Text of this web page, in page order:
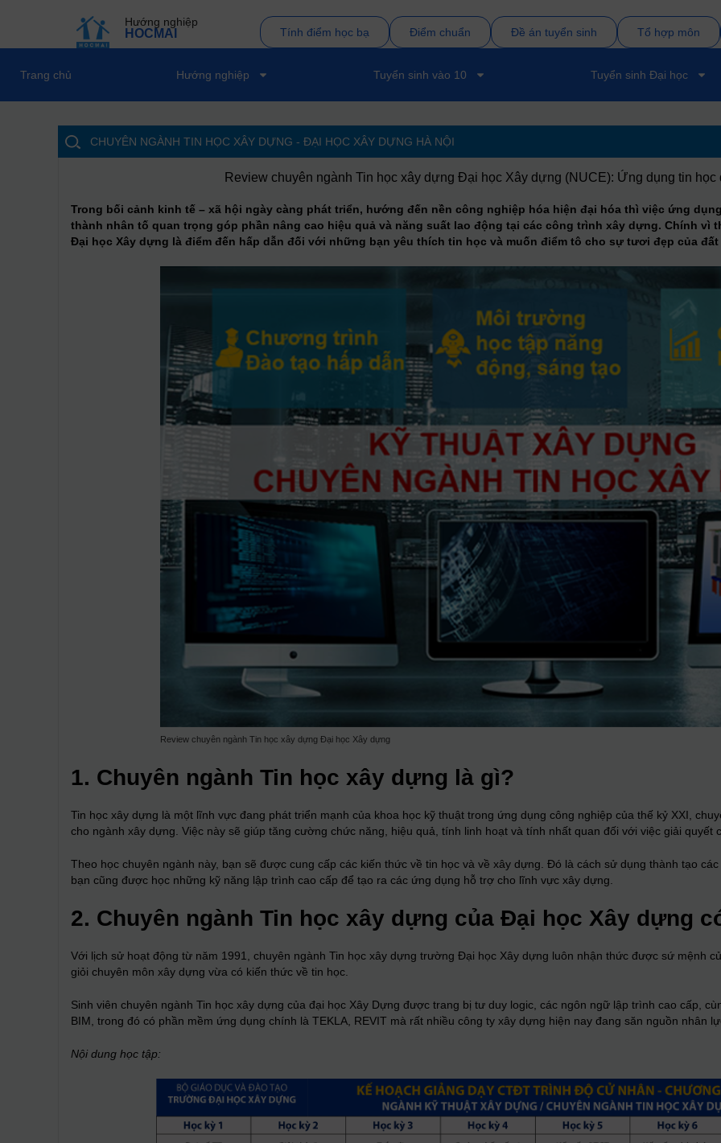
Hướng nghiệp
HOCMAI Tính điểm học bạ Điểm chuẩn Đề án tuyển sinh Tổ hợp môn
Trang chủ Hướng nghiệp Tuyển sinh vào 10 Tuyển sinh Đại học
CHUYÊN NGÀNH TIN HỌC XÂY DỰNG - ĐẠI HỌC XÂY DỰNG HÀ NỘI
Review chuyên ngành Tin học xây dựng Đại học Xây dựng (NUCE): Ứng dụng tin học
Trong bối cảnh kinh tế – xã hội ngày càng phát triển, hướng đến nền công nghiệp hóa hiện đại hóa thì việc ứng
thành nhân tố quan trọng góp phần nâng cao hiệu quả và năng suất lao động tại các công trình xây dựng. Chính vì
Đại học Xây dựng là điểm đến hấp dẫn đối với những bạn yêu thích tin học và muốn điểm tô cho sự tươi đẹp của
Review chuyên ngành Tin học xây dựng Đại học Xây dựng
1. Chuyên ngành Tin học xây dựng là gì?
Tin học xây dựng là một lĩnh vực đang phát triển mạnh của khoa học kỹ thuật trong ứng dụng công nghiệp của thế kỷ XXI,
cho ngành xây dựng. Việc này sẽ giúp tăng cường chức năng, hiệu quả, tính linh hoạt và tính nhất quan đối với việc giải quyết
Theo học chuyên ngành này, bạn sẽ được cung cấp các kiến thức về tin học và về xây dựng. Đó là cách sử dụng thành tạo
bạn cũng được học những kỹ năng lập trình cao cấp để tạo ra các ứng dụng hỗ trợ cho lĩnh vực xây dựng.
2. Chuyên ngành Tin học xây dựng của Đại học Xây dựng
Với lịch sử hoạt động từ năm 1991, chuyên ngành Tin học xây dựng trường Đại học Xây dựng luôn nhận thức được sứ mệnh
giỏi chuyên môn xây dựng vừa có kiến thức về tin học.
Sinh viên chuyên ngành Tin học xây dựng của đại học Xây Dựng được trang bị tư duy logic, các ngôn ngữ lập trình cao cấp,
BIM, trong đó có phần mềm ứng dụng chính là TEKLA, REVIT mà rất nhiều công ty xây dựng hiện nay đang săn nguồn nhân
Nội dung học tập: